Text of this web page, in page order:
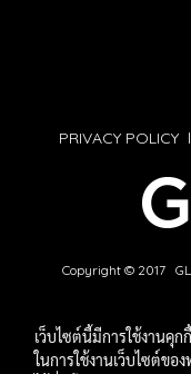
PRIVACY POLICY
Copyright © 2017
เว็บไซต์นี้มีการใช้งานคุ
ในการใช้งานเว็บไซต์ขอ